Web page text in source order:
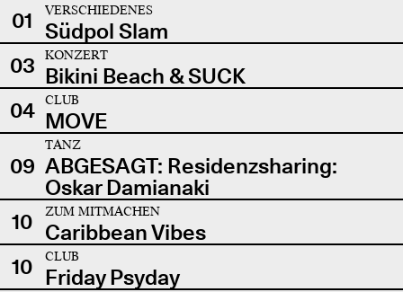
01
VERSCHIEDENES
Südpol Slam
03
KONZERT
Bikini Beach & SUCK
04
CLUB
MOVE
09
TANZ
ABGESAGT: Residenzsharing:
Oskar Damianaki
10
ZUM MITMACHEN
Caribbean Vibes
10
CLUB
Friday Psyday